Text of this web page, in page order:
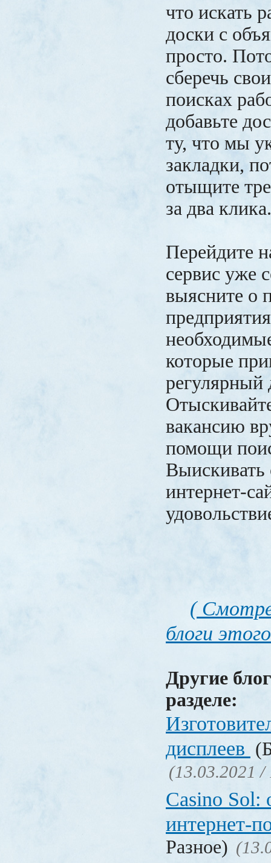
что искать
доски с
просто.
сберечь
поисках
добавьте
ту, что мы
закладки,
отыщите
за два
Перейдите
сервис уже
выясните о
которые
регулярный
вакансию
помощи
Выискивать
интернет-
(
блоги
Другие
разделе:
дисплеев
(13.03.2021 /
Casino Sol:
интернет-
Разное)